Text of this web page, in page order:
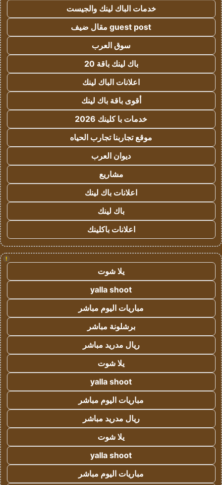
خدمات الباك لينك والجيست
guest post مقال ضيف
سوق العرب
باك لينك باقة 20
اعلانات الباك لينك
أقوى باقة باك لينك
خدمات با كلينك 2026
موقع تجاربنا تجارب الحياه
ديوان العرب
مشاريع
اعلانات باك لينك
باك لينك
اعلانات باكلينك
!
يلا شوت
yalla shoot
مباريات اليوم مباشر
برشلونة مباشر
ريال مدريد مباشر
يلا شوت
yalla shoot
مباريات اليوم مباشر
ريال مدريد مباشر
يلا شوت
yalla shoot
مباريات اليوم مباشر